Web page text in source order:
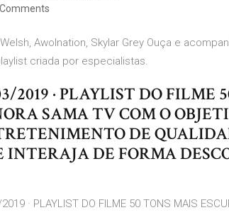
Awolnation, Skylar Grey Ouça e
criada por especialistas.
2019 · PLAYLIST DO FILME
SAMA TV COM O
DE
INTERAJA DE FORMA
· PLAYLIST DO FILME 50 TONS MAIS